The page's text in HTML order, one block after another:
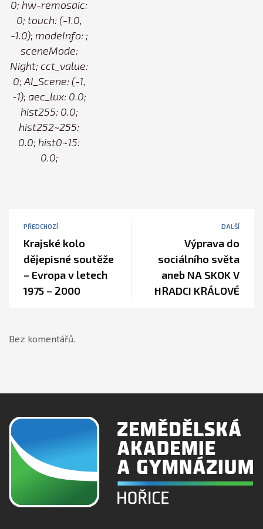
0; hw-remosaic:
0; touch: (-1.0,
-1.0); modeInfo: ;
sceneMode:
Night; cct_value:
0; AI_Scene: (-1,
-1); aec_lux: 0.0;
hist255: 0.0;
hist252~255:
0.0; hist0~15:
0.0;
PŘEDCHOZÍ
Krajské kolo
dějepisné soutěže
– Evropa v letech
1975 – 2000
DALŠÍ
Výprava do
sociálního světa
aneb NA SKOK V
HRADCI KRÁLOVÉ
Bez komentářů.